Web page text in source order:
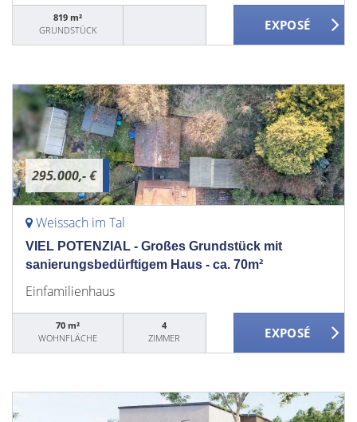
819 m²
GRUNDSTÜCK
295.000,- €
Weissach im Tal
VIEL POTENZIAL - Großes Grundstück mit
sanierungsbedürftigem Haus - ca. 70m²
Einfamilienhaus
70 m²
WOHNFLÄCHE
4
ZIMMER